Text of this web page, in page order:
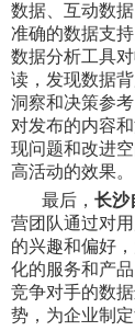
数据、互动数
准确的数据支
数据分析工具
读，发现数据
洞察和决策参
对发布的内容
现问题和改进
高活动的效果。
最后， 长沙
营团队通过对
的兴趣和偏好
化的服务和产
竞争对手的数
势，为企业制